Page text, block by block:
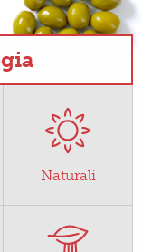
Naturali